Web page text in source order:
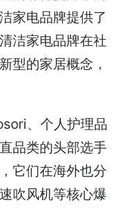
家电品牌提供了
洁家电品牌在社
型的家居概念，
、个人护理品
品类的头部选手
它们在海外也分
吹风机等核心爆